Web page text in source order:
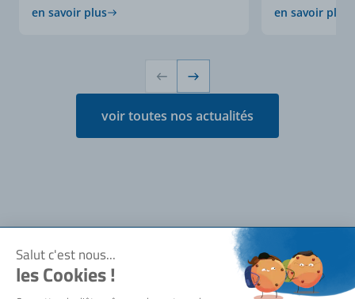
en savoir plus en savoir plus
voir toutes nos actualités
Notre société